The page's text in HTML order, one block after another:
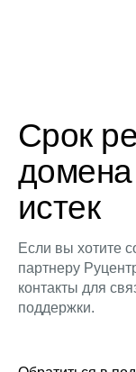
Срок
истек
Если вы хотите
партнеру
контакты для
поддержки.